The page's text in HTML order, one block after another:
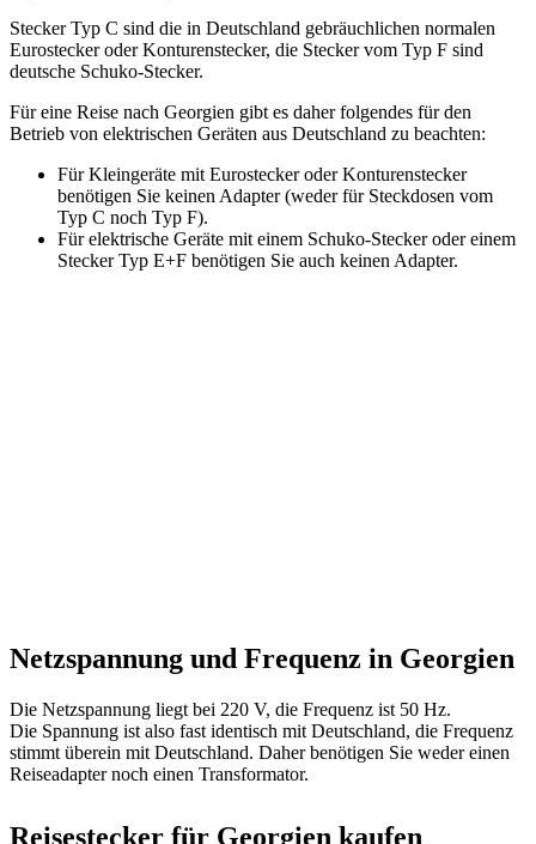
Stecker Typ C sind die in Deutschland gebräuchlichen normalen
Eurostecker oder Konturenstecker, die Stecker vom Typ F sind
deutsche Schuko-Stecker.
Für eine Reise nach Georgien gibt es daher folgendes für den
Betrieb von elektrischen Geräten aus Deutschland zu beachten:
Für Kleingeräte mit Eurostecker oder Konturenstecker
benötigen Sie keinen Adapter (weder für Steckdosen vom
Typ C noch Typ F).
Für elektrische Geräte mit einem Schuko-Stecker oder einem
Stecker Typ E+F benötigen Sie auch keinen Adapter.
Netzspannung und Frequenz in Georgien
Die Netzspannung liegt bei 220 V, die Frequenz ist 50 Hz.
Die Spannung ist also fast identisch mit Deutschland, die Frequenz
stimmt überein mit Deutschland. Daher benötigen Sie weder einen
Reiseadapter noch einen Transformator.
Reisestecker für Georgien kaufen